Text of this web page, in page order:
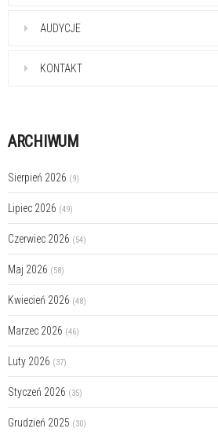
AUDYCJE
KONTAKT
ARCHIWUM
Sierpień 2026 (9)
Lipiec 2026 (49)
Czerwiec 2026 (54)
Maj 2026 (58)
Kwiecień 2026 (48)
Marzec 2026 (46)
Luty 2026 (37)
Styczeń 2026 (35)
Grudzień 2025 (30)